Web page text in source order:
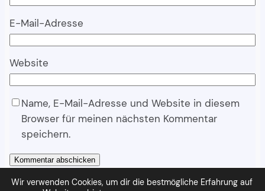
E-Mail-Adresse
Website
Name, E-Mail-Adresse und Website in diesem
Browser für meinen nächsten Kommentar
speichern.
Wir verwenden Cookies, um dir die bestmögliche Erfahrung auf